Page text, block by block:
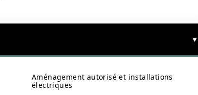
Aménagement autorisé et installations
électriques